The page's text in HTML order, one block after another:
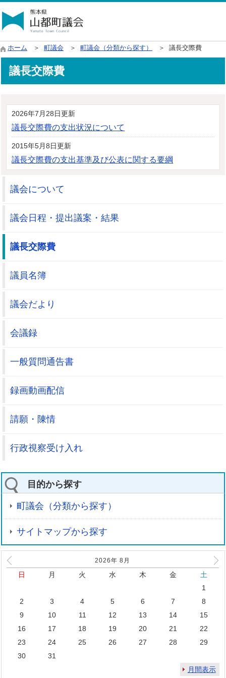
ホーム ＞ 町議会 ＞ 町議会（分類から探す） ＞ 議長交際費
議長交際費
2026年7月28日更新
議長交際費の支出状況について
2015年5月8日更新
議長交際費の支出基準及び公表に関する要綱
議会について
議会日程・提出議案・結果
議長交際費
議員名簿
議会だより
会議録
一般質問通告書
録画動画配信
請願・陳情
行政視察受け入れ
目的から探す
町議会（分類から探す）
サイトマップから探す
2026年 8 月
日 月 火 水 木 金
土
1
2
3 4 5 6 7
8
9
10 11 12 13 14
15
16
17 18 19 20 21
22
23
24 25 26 27 28
29
30
31
月間表示